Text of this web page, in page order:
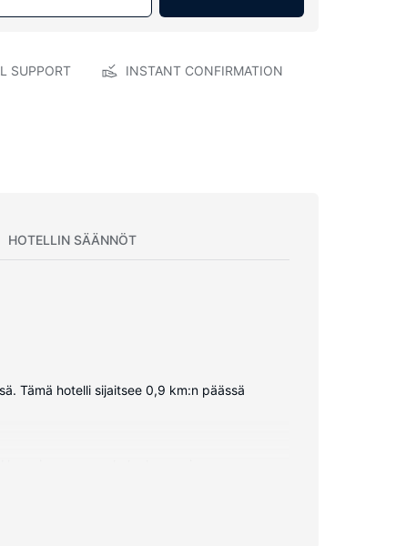
SUPPORT INSTANT CONFIRMATION
HOTELLIN SÄÄNNÖT
Tämä hotelli sijaitsee 0,9 km:n päässä